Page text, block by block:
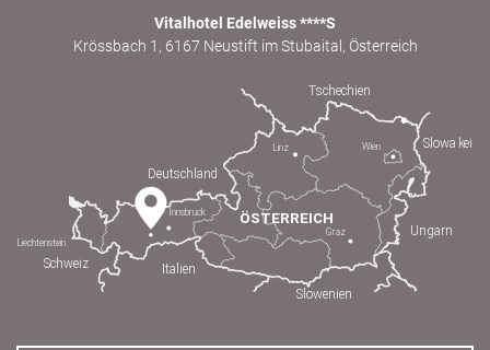
Vitalhotel Edelweiss ****S
Krössbach 1, 6167 Neustift im Stubaital, Österreich